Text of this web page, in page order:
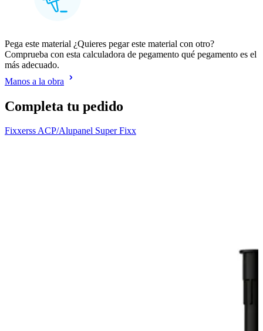
Pega este material ¿Quieres pegar este material con otro?
Comprueba con esta calculadora de pegamento qué pegamento es el
más adecuado.
Manos a la obra
Completa tu pedido
Fixxerss ACP/Alupanel Super Fixx